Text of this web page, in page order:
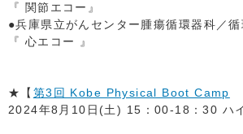
『 関節エコー』
●兵庫県立がんセンター腫瘍循環器科／
『 心エコー 』
★【 第3回 Kobe Physical Boot Camp
2024年8月10日(土) 15：00-18：30 ハ